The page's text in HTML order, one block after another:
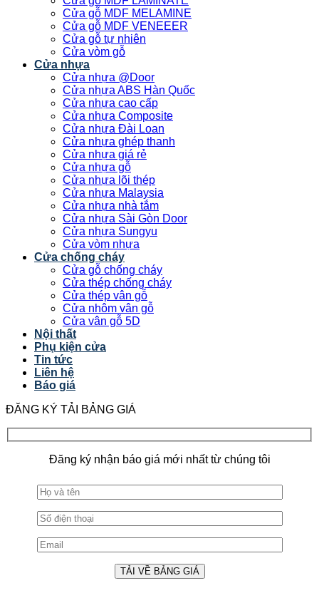
Cửa gỗ MDF MELAMINE
Cửa gỗ MDF VENEEER
Cửa gỗ tự nhiên
Cửa vòm gỗ
Cửa nhựa
Cửa nhựa @Door
Cửa nhựa ABS Hàn Quốc
Cửa nhựa cao cấp
Cửa nhựa Composite
Cửa nhựa Đài Loan
Cửa nhựa ghép thanh
Cửa nhựa giá rẻ
Cửa nhựa gỗ
Cửa nhựa lõi thép
Cửa nhựa Malaysia
Cửa nhựa nhà tắm
Cửa nhựa Sài Gòn Door
Cửa nhựa Sungyu
Cửa vòm nhựa
Cửa chống cháy
Cửa gỗ chống cháy
Cửa thép chống cháy
Cửa thép vân gỗ
Cửa nhôm vân gỗ
Cửa vân gỗ 5D
Nội thất
Phụ kiện cửa
Tin tức
Liên hệ
Báo giá
ĐĂNG KÝ TẢI BẢNG GIÁ
Đăng ký nhận báo giá mới nhất từ chúng tôi